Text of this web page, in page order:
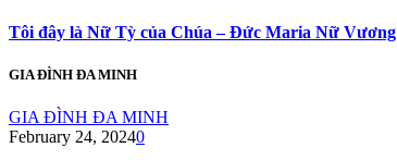
Tôi đây là Nữ Tỳ của Chúa – Đức Maria Nữ Vương
GIA ĐÌNH ĐA MINH
GIA ĐÌNH ĐA MINH
February 24, 20240